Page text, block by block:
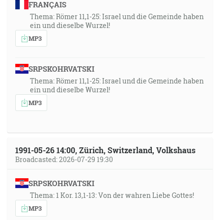
robia také veci, nebudú dediť Božieho kráľovstva. [Gl
5:16-21]
29:12
ten sa podobá mužovi, ktorý pozerá svoju prirodzenú
tvár v zrkadle. Lebo sa videl a odišiel a hneď zabudol,
aký bol. [Jk 1:23-24]
bratovi: Daj, nech vyjmem ivierko z tvojho oka, keď
hľa, brvno je v tvojom vlastnom oku? Pokrytče, najprv
vyjmi brvno zo svojho oka a potom prezrieš, aby si
vyňal ivierko z oka svojho brata. [Mt 7:3-5]
32:45
FRANÇAIS
Thema: Römer 11,1-25: Israel und die Gemeinde haben
ein und dieselbe Wurzel!
MP3
SRPSKOHRVATSKI
Thema: Römer 11,1-25: Israel und die Gemeinde haben
ein und dieselbe Wurzel!
MP3
1991-05-26 14:00, Zürich, Switzerland, Volkshaus
Broadcasted: 2026-07-29 19:30
SRPSKOHRVATSKI
Thema: 1 Kor. 13,1-13: Von der wahren Liebe Gottes!
MP3